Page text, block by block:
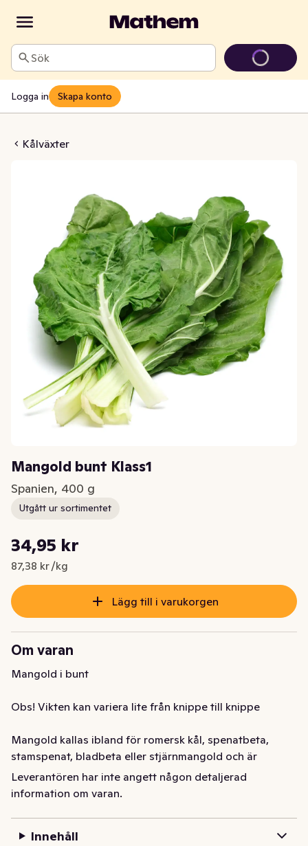
Sök
Logga in Skapa konto
Kålväxter
bunt Klass1
Mangold bunt Klass1
Spanien, 400 g
Utgått ur sortimentet
Nuvarande pris är: 34,95 kr
34,95 kr
87,38 kr /kg
Styckpris: 87,38 kr /kg
Lägg till i varukorgen
Om varan
Mangold i bunt
Obs! Vikten kan variera lite från knippe till knippe
Mangold kallas ibland för romersk kål, spenatbeta,
stamspenat, bladbeta eller stjärnmangold och är
släkting till rödbetan och sockerbetan.
med uppsvälda vita eller röda, gula bladstjälkar.
Smaken påminner om spenat men är inte lika kraftig.
Leverantören har inte angett någon detaljerad
information om varan.
Innehåll